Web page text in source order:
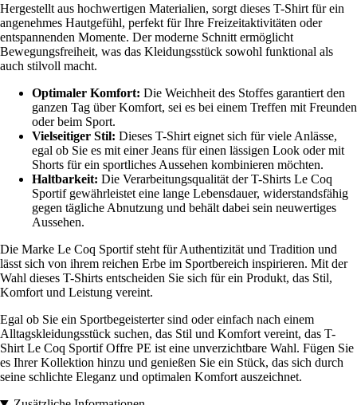
Hergestellt aus hochwertigen Materialien, sorgt dieses T-Shirt für ein
angenehmes Hautgefühl, perfekt für Ihre Freizeitaktivitäten oder
entspannenden Momente. Der moderne Schnitt ermöglicht
Bewegungsfreiheit, was das Kleidungsstück sowohl funktional als
auch stilvoll macht.
Optimaler Komfort: Die Weichheit des Stoffes garantiert den
ganzen Tag über Komfort, sei es bei einem Treffen mit Freunden
oder beim Sport.
Vielseitiger Stil: Dieses T-Shirt eignet sich für viele Anlässe,
egal ob Sie es mit einer Jeans für einen lässigen Look oder mit
Shorts für ein sportliches Aussehen kombinieren möchten.
Haltbarkeit: Die Verarbeitungsqualität der T-Shirts Le Coq
Sportif gewährleistet eine lange Lebensdauer, widerstandsfähig
gegen tägliche Abnutzung und behält dabei sein neuwertiges
Aussehen.
Die Marke Le Coq Sportif steht für Authentizität und Tradition und
lässt sich von ihrem reichen Erbe im Sportbereich inspirieren. Mit der
Wahl dieses T-Shirts entscheiden Sie sich für ein Produkt, das Stil,
Komfort und Leistung vereint.
Egal ob Sie ein Sportbegeisterter sind oder einfach nach einem
Alltagskleidungsstück suchen, das Stil und Komfort vereint, das T-
Shirt Le Coq Sportif Offre PE ist eine unverzichtbare Wahl. Fügen Sie
es Ihrer Kollektion hinzu und genießen Sie ein Stück, das sich durch
seine schlichte Eleganz und optimalen Komfort auszeichnet.